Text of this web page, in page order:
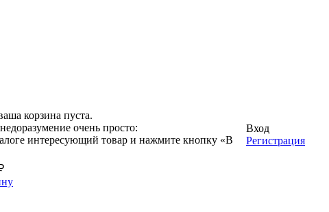
корзина пуста.
очень просто:
интересующий товар и нажмите кнопку «В
Вход
Регистрация